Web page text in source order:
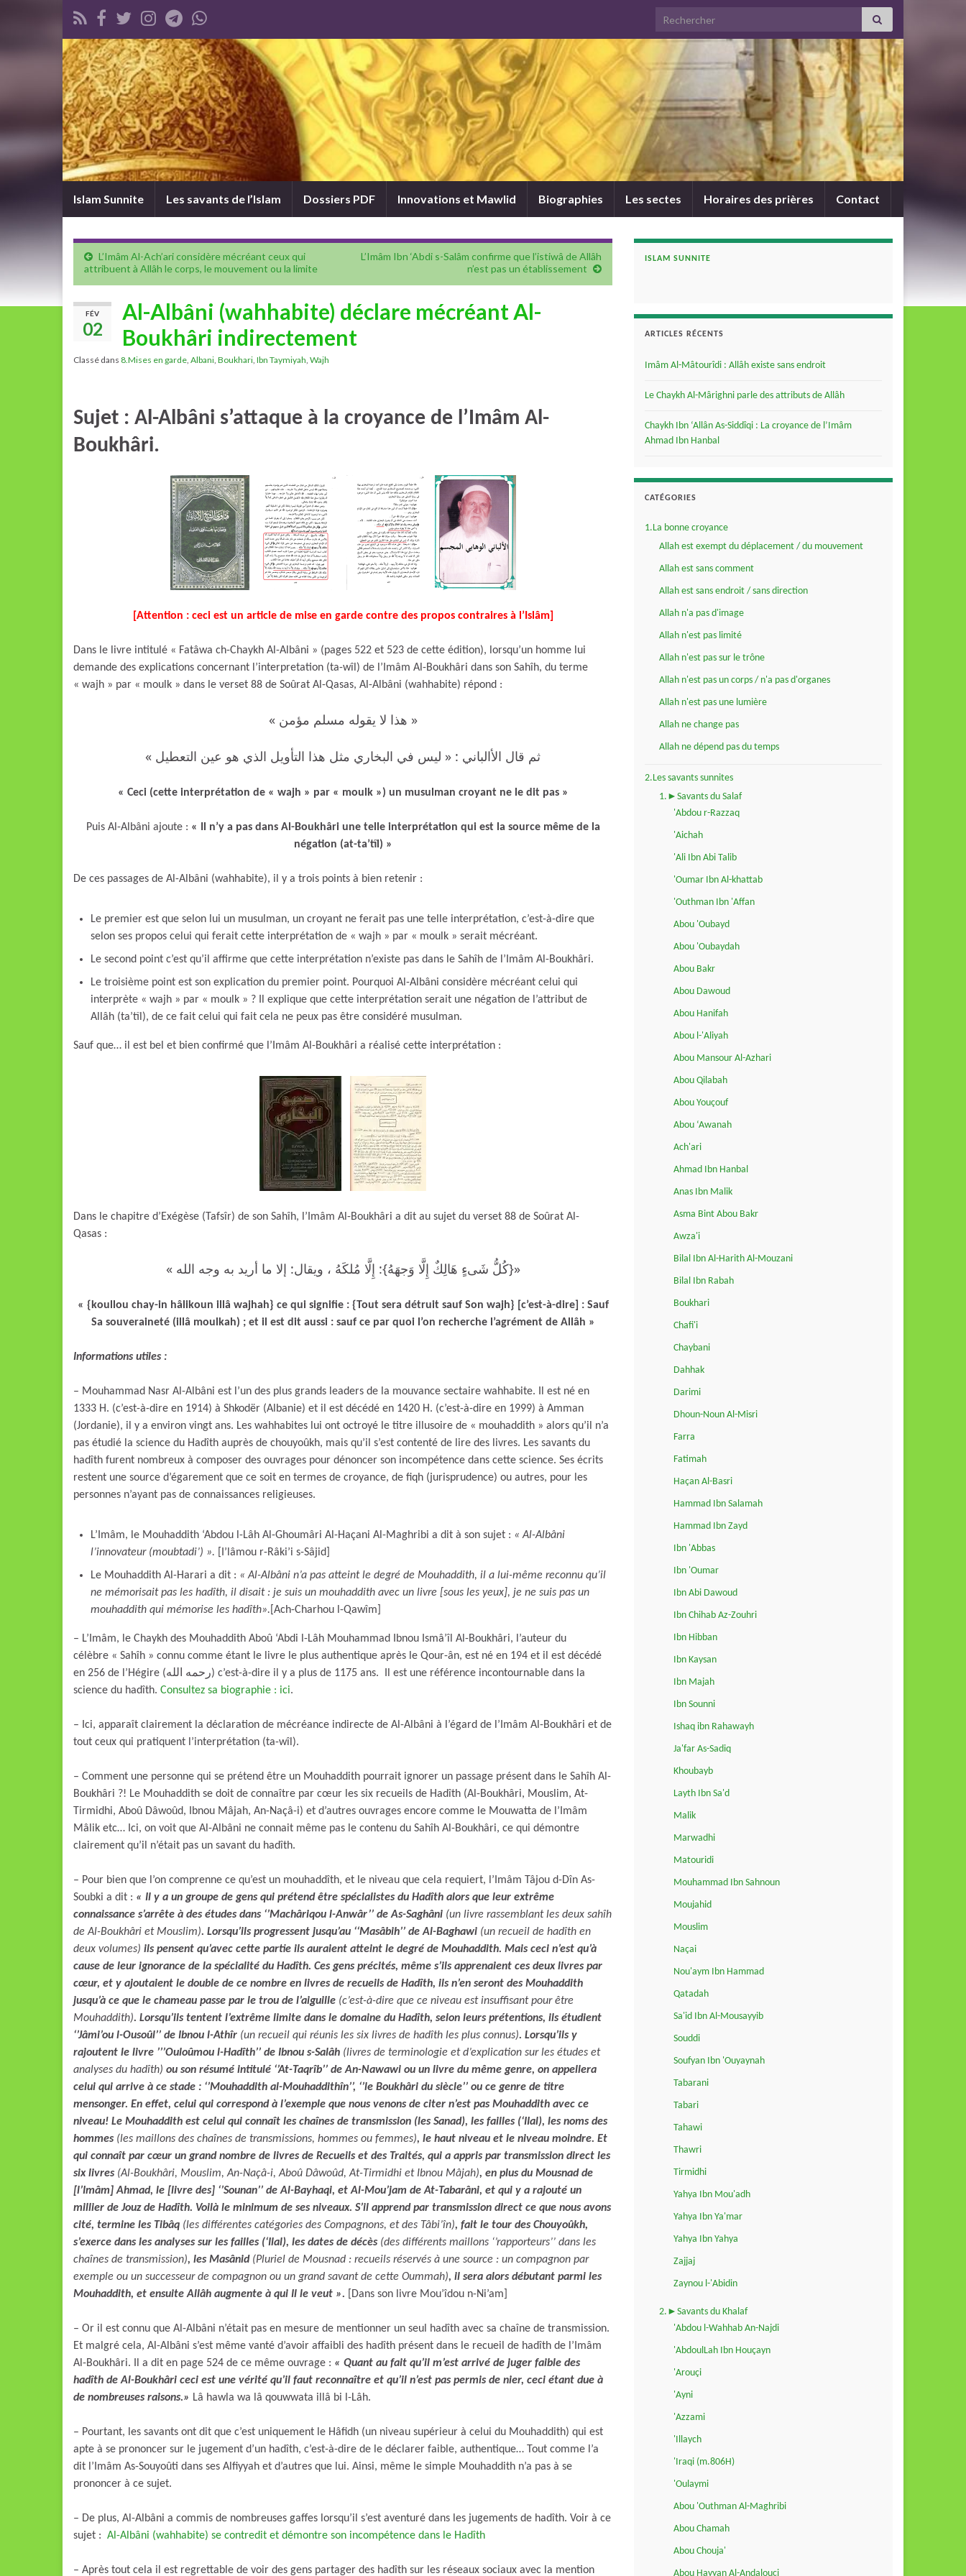
Search for:
Islam Sunnite Les savants de l’Islam Dossiers PDF Innovations et Mawlid Biographies Les sectes Horaires des prières Contact
L’Imâm Al-Ach’ari considère mécréant ceux qui
attribuent à Allâh le corps, le mouvement ou la limite
L’Imâm Ibn ‘Abdi s-Salâm confirme que l’istiwâ de Allâh
n’est pas un établissement
FÉV
02
Al-Albâni (wahhabite) déclare mécréant Al-
Boukhâri indirectement
Classé dans 8.Mises en garde, Albani, Boukhari, Ibn Taymiyah, Wajh
Sujet : Al-Albâni s’attaque à la croyance de l’Imâm Al-
Boukhâri.
[Attention : ceci est un article de mise en garde contre des propos contraires à l’Islâm]
Dans le livre intitulé « Fatâwa ch-Chaykh Al-Albâni » (pages 522 et 523 de cette édition), lorsqu’un homme lui
demande des explications concernant l’interpretation (ta-wîl) de l’Imâm Al-Boukhâri dans son Sahîh, du terme
« wajh » par « moulk » dans le verset 88 de Soûrat Al-Qasas, Al-Albâni (wahhabite) répond :
« هذا لا يقوله مسلم مؤمن »
ثم قال الأالباني : « ليس في البخاري مثل هذا التأويل الذي هو عين ‏التعطيل »
« Ceci (cette interprétation de « wajh » par « moulk ») un musulman croyant ne le dit pas »
Puis Al-Albâni ajoute : « Il n’y a pas dans Al-Boukhâri une telle interprétation qui est la source même de la
négation (at-ta’tîl) »
De ces passages de Al-Albâni (wahhabite), il y a trois points à bien retenir :
Le premier est que selon lui un musulman, un croyant ne ferait pas une telle interprétation, c’est-à-dire que
selon ses propos celui qui ferait cette interprétation de « wajh » par « moulk » serait mécréant.
Le second point c’est qu’il affirme que cette interprétation n’existe pas dans le Sahîh de l’Imâm Al-Boukhâri.
Le troisième point est son explication du premier point. Pourquoi Al-Albâni considère mécréant celui qui
interprète « wajh » par « moulk » ? Il explique que cette interprétation serait une négation de l’attribut de
Allâh (ta’tîl), de ce fait celui qui fait cela ne peux pas être considéré musulman.
Sauf que… il est bel et bien confirmé que l’Imâm Al-Boukhâri a réalisé cette interprétation :
Dans le chapitre d’Exégèse (Tafsîr) de son Sahîh, l’Imâm Al-Boukhâri a dit au sujet du verset 88 de Soûrat Al-
Qasas :
«{كُلُّ شَىءٍ هَالِكٌ إِلَّا وَجهَهُ}: إِلَّا مُلكَهُ ، ويقال: إلا ما أريد به وجه الله »
« {koullou chay-in hâlikoun illâ wajhah} ce qui signifie : {Tout sera détruit sauf Son wajh} [c’est-à-dire] : Sauf
Sa souveraineté (illâ moulkah) ; et il est dit aussi : sauf ce par quoi l’on recherche l’agrément de Allâh »
Informations utiles :
– Mouhammad Nasr Al-Albâni est l’un des plus grands leaders de la mouvance sectaire wahhabite. Il est né en
1333 H. (c’est-à-dire en 1914) à Shkodër (Albanie) et il est décédé en 1420 H. (c’est-à-dire en 1999) à Amman
(Jordanie), il y a environ vingt ans. Les wahhabites lui ont octroyé le titre illusoire de « mouhaddith » alors qu’il n’a
pas étudié la science du Hadîth auprès de chouyoûkh, mais qu’il s’est contenté de lire des livres. Les savants du
hadîth furent nombreux à composer des ouvrages pour dénoncer son incompétence dans cette science. Ses écrits
restent une source d’égarement que ce soit en termes de croyance, de fiqh (jurisprudence) ou autres, pour les
personnes n’ayant pas de connaissances religieuses.
L’Imâm, le Mouhaddith ‘Abdou l-Lâh Al-Ghoumâri Al-Haçani Al-Maghribi a dit à son sujet : « Al-Albâni
l’innovateur (moubtadi’) ». [I’lâmou r-Râki’i s-Sâjid]
Le Mouhaddith Al-Harari a dit : « Al-Albâni n’a pas atteint le degré de Mouhaddith, il a lui-même reconnu qu’il
ne mémorisait pas les hadîth, il disait : je suis un mouhaddith avec un livre [sous les yeux], je ne suis pas un
mouhaddith qui mémorise les hadîth». [Ach-Charhou l-Qawîm]
– L’Imâm, le Chaykh des Mouhaddith Aboû ‘Abdi l-Lâh Mouhammad Ibnou Ismâ’îl Al-Boukhâri, l’auteur du
célèbre « Sahîh » connu comme étant le livre le plus authentique après le Qour-ân, est né en 194 et il est décédé
en 256 de l’Hégire (رحمه الله) c’est-à-dire il y a plus de 1175 ans. Il est une référence incontournable dans la
science du hadîth. Consultez sa biographie : ici.
– Ici, apparaît clairement la déclaration de mécréance indirecte de Al-Albâni à l’égard de l’Imâm Al-Boukhâri et de
tout ceux qui pratiquent l’interprétation (ta-wîl).
– Comment une personne qui se prétend être un Mouhaddith pourrait ignorer un passage présent dans le Sahîh Al-
Boukhâri ?! Le Mouhaddith se doit de connaître par cœur les six recueils de Hadîth (Al-Boukhâri, Mouslim, At-
Tirmidhi, Aboû Dâwoûd, Ibnou Mâjah, An-Naçâ-i) et d’autres ouvrages encore comme le Mouwatta de l’Imâm
Mâlik etc… Ici, on voit que Al-Albâni ne connait même pas le contenu du Sahîh Al-Boukhâri, ce qui démontre
clairement qu’il n’était pas un savant du hadîth.
– Pour bien que l’on comprenne ce qu’est un mouhaddîth, et le niveau que cela requiert, l’Imâm Tâjou d-Dîn As-
Soubki a dit : « Il y a un groupe de gens qui prétend être spécialistes du Hadîth alors que leur extrême
connaissance s’arrête à des études dans ‘’Machâriqou l-Anwâr’’ de As-Saghâni (un livre rassemblant les deux sahîh
de Al-Boukhâri et Mouslim). Lorsqu’ils progressent jusqu’au ‘‘Masâbih’’ de Al-Baghawi (un recueil de hadîth en
deux volumes) ils pensent qu’avec cette partie ils auraient atteint le degré de Mouhaddith. Mais ceci n’est qu’à
cause de leur ignorance de la spécialité du Hadîth. Ces gens précités, même s’ils apprenaient ces deux livres par
cœur, et y ajoutaient le double de ce nombre en livres de recueils de Hadîth, ils n’en seront des Mouhaddith
jusqu’à ce que le chameau passe par le trou de l’aiguille (c’est-à-dire que ce niveau est insuffisant pour être
Mouhaddith). Lorsqu’ils tentent l’extrême limite dans le domaine du Hadîth, selon leurs prétentions, ils étudient
‘’Jâmi’ou l-Ousoûl’’ de Ibnou l-Athîr (un recueil qui réunis les six livres de hadîth les plus connus). Lorsqu’ils y
rajoutent le livre ’’’Ouloûmou l-Hadîth’’ de Ibnou s-Salâh (livres de terminologie et d’explication sur les études et
analyses du hadîth) ou son résumé intitulé ‘’At-Taqrîb’’ de An-Nawawi ou un livre du même genre, on appellera
celui qui arrive à ce stade : ‘’Mouhaddith al-Mouhaddithîn’’, ‘’le Boukhâri du siècle’’ ou ce genre de titre
mensonger. En effet, celui qui correspond à l’exemple que nous venons de citer n’est pas Mouhaddith avec ce
niveau! Le Mouhaddith est celui qui connaît les chaînes de transmission (les Sanad), les failles (‘IIal), les noms des
hommes (les maillons des chaînes de transmissions, hommes ou femmes), le haut niveau et le niveau moindre. Et
qui connaît par cœur un grand nombre de livres de Recueils et des Traités, qui a appris par transmission direct les
six livres (Al-Boukhâri, Mouslim, An-Naçâ-i, Aboû Dâwoûd, At-Tirmidhi et Ibnou Mâjah), en plus du Mousnad de
[l’Imâm] Ahmad, le [livre des] ‘’Sounan’’ de Al-Bayhaqi, et Al-Mou’jam de At-Tabarâni, et qui y a rajouté un
millier de Jouz de Hadîth. Voilà le minimum de ses niveaux. S’il apprend par transmission direct ce que nous avons
cité, termine les Tibâq (les différentes catégories des Compagnons, et des Tâbi’în), fait le tour des Chouyoûkh,
s’exerce dans les analyses sur les failles (‘Ilal), les dates de décès (des différents maillons ‘’rapporteurs’’ dans les
chaînes de transmission), les Masânid (Pluriel de Mousnad : recueils réservés à une source : un compagnon par
exemple ou un successeur de compagnon ou un grand savant de cette Oummah), il sera alors débutant parmi les
Mouhaddith, et ensuite Allâh augmente à qui Il le veut ». [Dans son livre Mou’îdou n-Ni’am]
– Or il est connu que Al-Albâni n’était pas en mesure de mentionner un seul hadîth avec sa chaîne de transmission.
Et malgré cela, Al-Albâni s’est même vanté d’avoir affaibli des hadîth présent dans le recueil de hadîth de l’Imâm
Al-Boukhâri. Il a dit en page 524 de ce même ouvrage : « Quant au fait qu’il m’est arrivé de juger faible des
hadîth de Al-Boukhâri ceci est une vérité qu’il faut reconnaître et qu’il n’est pas permis de nier, ceci étant due à
de nombreuses raisons.» Lâ hawla wa lâ qouwwata illâ bi l-Lâh.
– Pourtant, les savants ont dit que c’est uniquement le Hâfidh (un niveau supérieur à celui du Mouhaddith) qui est
apte à se prononcer sur le jugement d’un hadîth, c’est-à-dire de le déclarer faible, authentique… Tout comme l’a
dit l’Imâm As-Souyoûti dans ses Alfiyyah et d’autres que lui. Ainsi, même le simple Mouhaddith n’a pas à se
prononcer à ce sujet.
– De plus, Al-Albâni a commis de nombreuses gaffes lorsqu’il s’est aventuré dans les jugements de hadîth. Voir à ce
sujet : Al-Albâni (wahhabite) se contredit et démontre son incompétence dans le Hadîth
– Après tout cela il est regrettable de voir des gens partager des hadîth sur les réseaux sociaux avec la mention
ISLAM SUNNITE
ARTICLES RÉCENTS
Imâm Al-Mâtourîdi : Allâh existe sans endroit
Le Chaykh Al-Mârighni parle des attributs de Allâh
Chaykh Ibn ‘Allân As-Siddîqi : La croyance de l’Imâm
Ahmad Ibn Hanbal
CATÉGORIES
1.La bonne croyance
Allah est exempt du déplacement / du mouvement
Allah est sans comment
Allah est sans endroit / sans direction
Allah n'a pas d'image
Allah n'est pas limité
Allah n'est pas sur le trône
Allah n'est pas un corps / n'a pas d'organes
Allah n'est pas une lumière
Allah ne change pas
Allah ne dépend pas du temps
2.Les savants sunnites
1.►Savants du Salaf
'Abdou r-Razzaq
'Aichah
'Ali Ibn Abi Talib
'Oumar Ibn Al-khattab
'Outhman Ibn 'Affan
Abou 'Oubayd
Abou 'Oubaydah
Abou Bakr
Abou Dawoud
Abou Hanifah
Abou l-'Aliyah
Abou Mansour Al-Azhari
Abou Qilabah
Abou Youçouf
Abou ‘Awanah
Ach'ari
Ahmad Ibn Hanbal
Anas Ibn Malik
Asma Bint Abou Bakr
Awza'i
Bilal Ibn Al-Harith Al-Mouzani
Bilal Ibn Rabah
Boukhari
Chafi'i
Chaybani
Dahhak
Darimi
Dhoun-Noun Al-Misri
Farra
Fatimah
Haçan Al-Basri
Hammad Ibn Salamah
Hammad Ibn Zayd
Ibn 'Abbas
Ibn 'Oumar
Ibn Abi Dawoud
Ibn Chihab Az-Zouhri
Ibn Hibban
Ibn Kaysan
Ibn Majah
Ibn Sounni
Ishaq ibn Rahawayh
Ja'far As-Sadiq
Khoubayb
Layth Ibn Sa'd
Malik
Marwadhi
Matouridi
Mouhammad Ibn Sahnoun
Moujahid
Mouslim
Naçai
Nou'aym Ibn Hammad
Qatadah
Sa'id Ibn Al-Mousayyib
Souddi
Soufyan Ibn 'Ouyaynah
Tabarani
Tabari
Tahawi
Thawri
Tirmidhi
Yahya Ibn Mou'adh
Yahya Ibn Ya'mar
Yahya Ibn Yahya
Zajjaj
Zaynou l-'Abidin
2.►Savants du Khalaf
'Abdou l-Wahhab An-Najdi
'AbdoulLah Ibn Houçayn
'Arouçi
'Ayni
'Azzami
'Illaych
'Iraqi (m.806H)
'Oulaymi
Abou 'Outhman Al-Maghribi
Abou Chamah
Abou Chouja'
Abou Hayyan Al-Andalouçi